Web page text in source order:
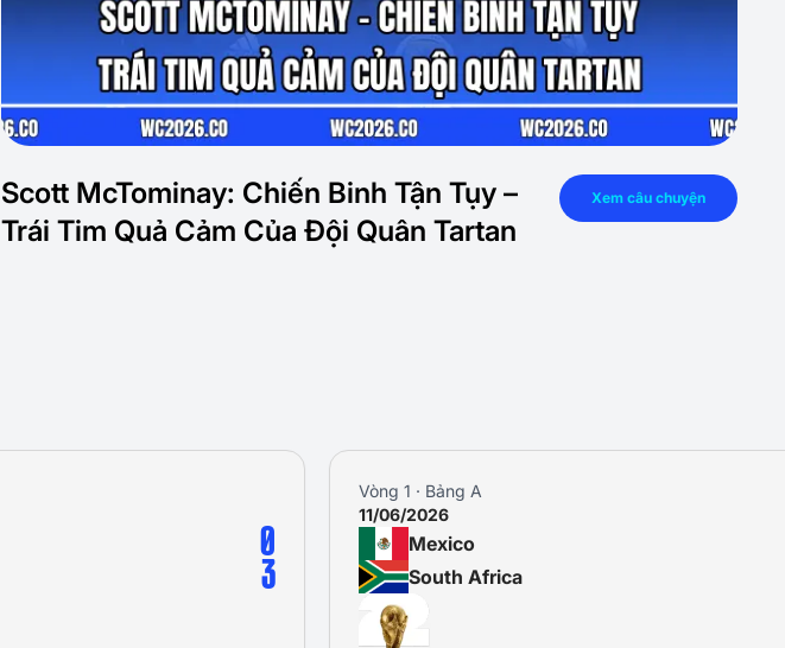
Scott McTominay: Chiến Binh Tận Tụy –
Trái Tim Quả Cảm Của Đội Quân Tartan
Xem câu chuyện
2
0
Vòng 2 · Bảng A
19/06/2026
Mexico
South Korea